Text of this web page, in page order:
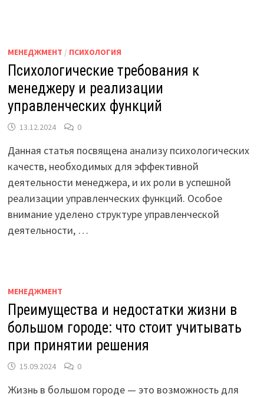
МЕНЕДЖМЕНТ / ПСИХОЛОГИЯ
Психологические требования к
менеджеру и реализации
управленческих функций
13.12.2024 0
Данная статья посвящена анализу психологических
качеств, необходимых для эффективной
деятельности менеджера, и их роли в успешной
реализации управленческих функций. Особое
внимание уделено структуре управленческой
деятельности, …
МЕНЕДЖМЕНТ
Преимущества и недостатки жизни в
большом городе: что стоит учитывать
при принятии решения
15.09.2024 0
Жизнь в большом городе — это возможность для